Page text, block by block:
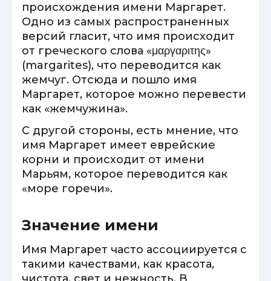
происхождения имени Маргарет.
Одно из самых распространенных
версий гласит, что имя происходит
от греческого слова «μαργαριτης»
(margarites), что переводится как
жемчуг. Отсюда и пошло имя
Маргарет, которое можно перевести
как «жемчужина».
С другой стороны, есть мнение, что
имя Маргарет имеет еврейские
корни и происходит от имени
Марьям, которое переводится как
«море горечи».
Значение имени
Имя Маргарет часто ассоциируется с
такими качествами, как красота,